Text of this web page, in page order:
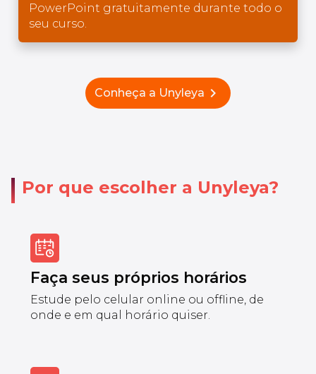
PowerPoint gratuitamente durante todo o
seu curso.
Conheça a Unyleya chevron_right
Por que escolher a Unyleya?
Faça seus próprios horários
Estude pelo celular online ou offline, de
onde e em qual horário quiser.